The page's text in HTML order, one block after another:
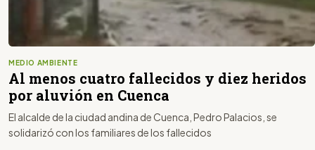
MEDIO AMBIENTE
Al menos cuatro fallecidos y diez heridos
por aluvión en Cuenca
El alcalde de la ciudad andina de Cuenca, Pedro Palacios, se
solidarizó con los familiares de los fallecidos